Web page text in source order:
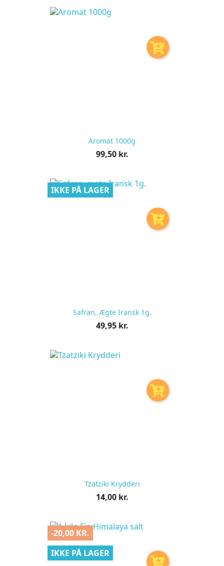
Aromat 1000g
Pris
99,50 kr.
Safran, Ægte Iransk 1g.
Pris
49,95 kr.
IKKE PÅ LAGER
Tzatziki Krydderi
Pris
14,00 kr.
-20,00 KR.
IKKE PÅ LAGER